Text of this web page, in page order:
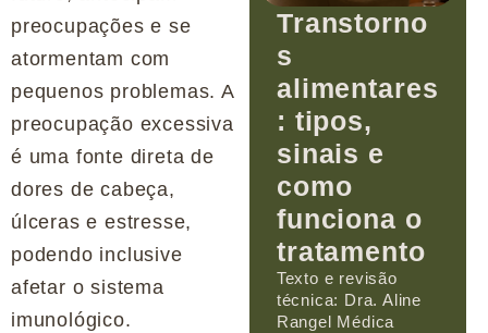
preocupações e se
atormentam com
pequenos problemas. A
preocupação excessiva
é uma fonte direta de
dores de cabeça,
úlceras e estresse,
podendo inclusive
afetar o sistema
imunológico.
Transtorno
s
alimentares
: tipos,
sinais e
como
funciona o
tratamento
Texto e revisão
técnica: Dra. Aline
Rangel Médica